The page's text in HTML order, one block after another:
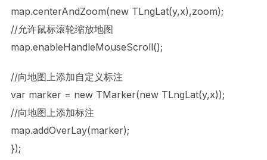
map.centerAndZoom(new TLngLat(y,x),zoom);
//允许鼠标滚轮缩放地图
map.enableHandleMouseScroll();
//向地图上添加自定义标注
var marker = new TMarker(new TLngLat(y,x));
//向地图上添加标注
map.addOverLay(marker);
});